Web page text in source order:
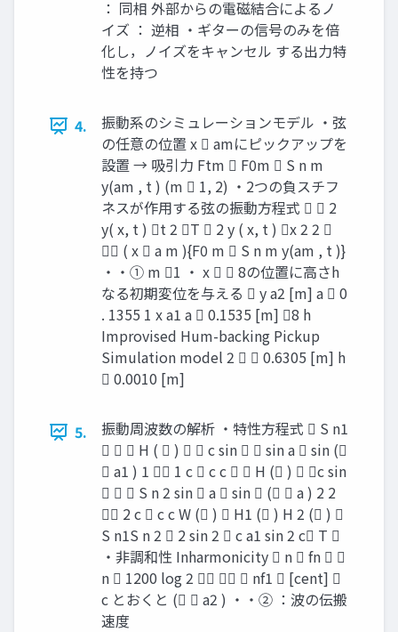
： 同相 外部からの電磁結合によるノ
イズ ： 逆相 ・ギターの信号のみを倍
化し，ノイズをキャンセル する出力特
性を持つ
4.
振動系のシミュレーションモデル ・弦
の任意の位置 x  amにピックアップを
設置 → 吸引力 Ftm  F0m  S n m
y(am , t ) (m  1, 2) ・2つの負スチフ
ネスが作用する弦の振動方程式   2
y( x, t ) t 2 T  2 y ( x, t ) x 2 2 
 ( x  a m ){F0 m  S n m y(am , t )}
・・① m 1 ・ x   8の位置に高さh
なる初期変位を与える  y a2 [m] a  0
. 1355 1 x a1 a  0.1535 [m] 8 h
Improvised Hum-backing Pickup
Simulation model 2   0.6305 [m] h
 0.0010 [m]
5.
振動周波数の解析 ・特性方程式  S n1
   H (  )   c sin   sin a  sin (
 a1 ) 1  1 c  c c   H ( )  c sin
   S n 2 sin  a  sin  (  a ) 2 2
 2 c  c c W ( )  H1 ( ) H 2 ( ) 
S n1S n 2  2 sin 2  c a1 sin 2 c T 
・非調和性 Inharmonicity  n  fn  
n  1200 log 2    nf1  [cent] 
c とおくと (  a2 ) ・・② ：波の伝搬
速度